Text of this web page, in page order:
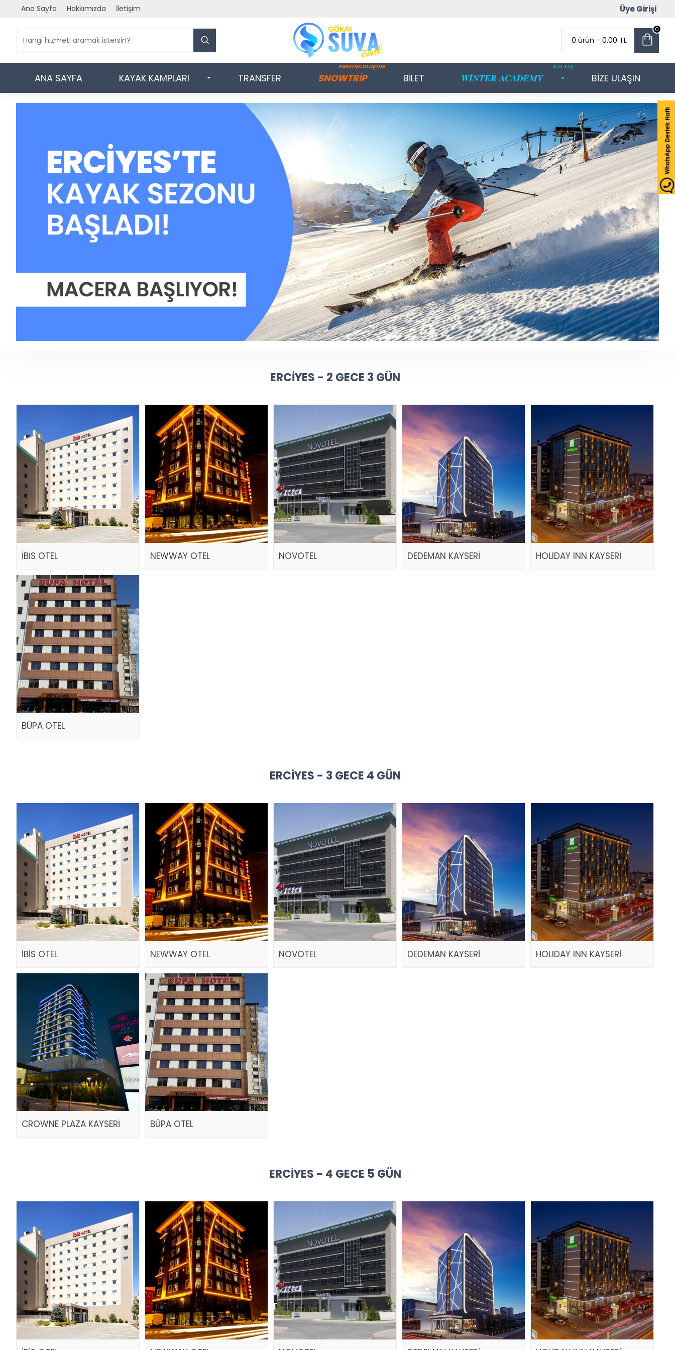
Ana Sayfa Hakkımızda İletişim Üye Girişi
0 ürün - 0,00 TL
0
ANA SAYFA KAYAK KAMPLARI TRANSFER SNOWTRİP
PAKETİNİ OLUŞTUR
BİLET WİNTER ACADEMY
6-15 YAŞ
BİZE ULAŞIN
ERCIYES - 2 GECE 3 GÜN
İBİS OTEL NEWWAY OTEL NOVOTEL DEDEMAN KAYSERİ HOLIDAY INN KAYSERİ
BÜPA OTEL
ERCIYES - 3 GECE 4 GÜN
İBİS OTEL NEWWAY OTEL NOVOTEL DEDEMAN KAYSERİ HOLIDAY INN KAYSERİ
CROWNE PLAZA KAYSERİ BÜPA OTEL
ERCIYES - 4 GECE 5 GÜN